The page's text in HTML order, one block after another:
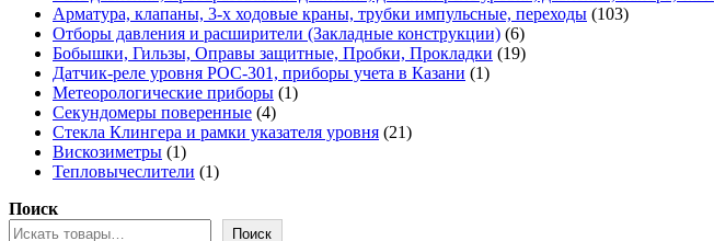
Арматура, клапаны, 3-х ходовые краны, трубки импульсные, переходы 103103
Отборы давления и расширители (Закладные конструкции) 66
товаров
Бобышки, Гильзы, Оправы защитные, Пробки, Прокладки 1919
Датчик-реле уровня РОС-301, приборы учета в Казани 11
Метеорологические приборы 11
Секундомеры поверенные 44
товара
Стекла Клингера и рамки указателя уровня 2121
Вискозиметры 11
товар
Тепловычеслители 11
Поиск
Поиск